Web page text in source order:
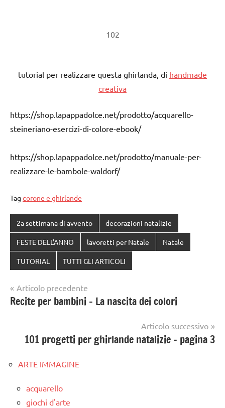
102
tutorial per realizzare questa ghirlanda, di handmade
creativa
https://shop.lapappadolce.net/prodotto/acquarello-
steineriano-esercizi-di-colore-ebook/
https://shop.lapappadolce.net/prodotto/manuale-per-
realizzare-le-bambole-waldorf/
Tag corone e ghirlande
2a settimana di avvento decorazioni natalizie
FESTE DELL'ANNO lavoretti per Natale Natale
TUTORIAL TUTTI GLI ARTICOLI
Navigazione
articoli
Articolo precedente
Recite per bambini – La nascita dei colori
Articolo successivo
101 progetti per ghirlande natalizie – pagina 3
ARTE IMMAGINE
acquarello
giochi d'arte